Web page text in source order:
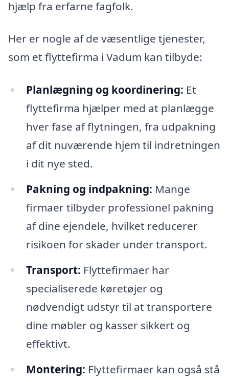
hjælp fra erfarne fagfolk.
Her er nogle af de væsentlige tjenester,
som et flyttefirma i Vadum kan tilbyde:
Planlægning og koordinering: Et
flyttefirma hjælper med at planlægge
hver fase af flytningen, fra udpakning
af dit nuværende hjem til indretningen
i dit nye sted.
Pakning og indpakning: Mange
firmaer tilbyder professionel pakning
af dine ejendele, hvilket reducerer
risikoen for skader under transport.
Transport: Flyttefirmaer har
specialiserede køretøjer og
nødvendigt udstyr til at transportere
dine møbler og kasser sikkert og
effektivt.
Montering: Flyttefirmaer kan også stå